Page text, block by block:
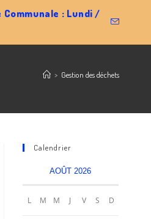
Communale : Lundi /
> Gestion des déchets
Calendrier
AOÛT 2026
L M M J V S D